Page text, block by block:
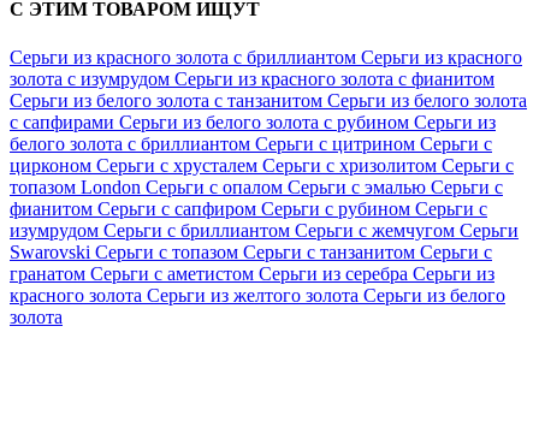
С ЭТИМ ТОВАРОМ ИЩУТ
Серьги из красного золота с бриллиантом Серьги из красного
золота с изумрудом Серьги из красного золота с фианитом
Серьги из белого золота с танзанитом Серьги из белого золота
с сапфирами Серьги из белого золота с рубином Серьги из
белого золота с бриллиантом Серьги с цитрином Серьги с
цирконом Серьги с хрусталем Серьги с хризолитом Серьги с
топазом London Серьги с опалом Серьги с эмалью Серьги с
фианитом Серьги с сапфиром Серьги с рубином Серьги с
изумрудом Серьги с бриллиантом Серьги с жемчугом Серьги
Swarovski Серьги с топазом Серьги с танзанитом Серьги с
гранатом Серьги с аметистом Серьги из серебра Серьги из
красного золота Серьги из желтого золота Серьги из белого
золота